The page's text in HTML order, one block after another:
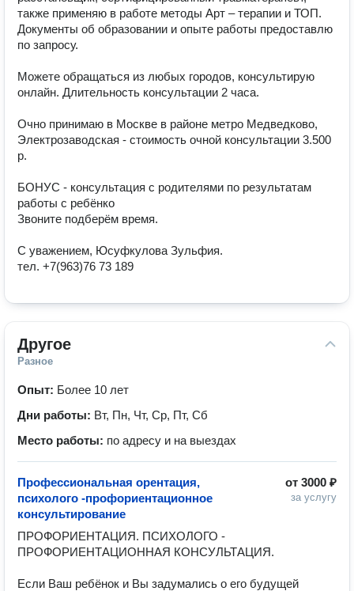
также применяю в работе методы Арт – терапии и ТОП.
Документы об образовании и опыте работы предоставлю
по запросу.
Можете обращаться из любых городов, консультирую
онлайн. Длительность консультации 2 часа.
Очно принимаю в Москве в районе метро Медведково,
Электрозаводская - стоимость очной консультации 3.500
р.
БОНУС - консультация с родителями по результатам
работы с ребёнко
Звоните подберём время.
С уважением, Юсуфкулова Зульфия.
тел. +7(963)76 73 189
Другое
Разное
Опыт: Более 10 лет
Дни работы: Вт, Пн, Чт, Ср, Пт, Сб
Место работы: по адресу и на выездах
от 3000 ₽
за услугу
Профессиональная орентация,
психолого -профориентационное
консультирование
ПРОФОРИЕНТАЦИЯ. ПСИХОЛОГО -
ПРОФОРИЕНТАЦИОННАЯ​ КОНСУЛЬТАЦИЯ.
Если Ваш ребёнок и Вы задумались о его будущей